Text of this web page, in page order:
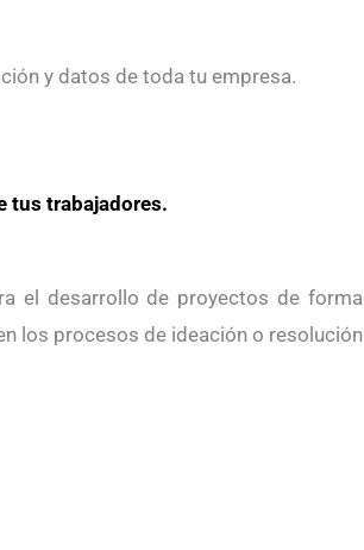
y datos de toda tu empresa.
tus trabajadores.
el desarrollo de proyectos de forma
los procesos de ideación o resolución